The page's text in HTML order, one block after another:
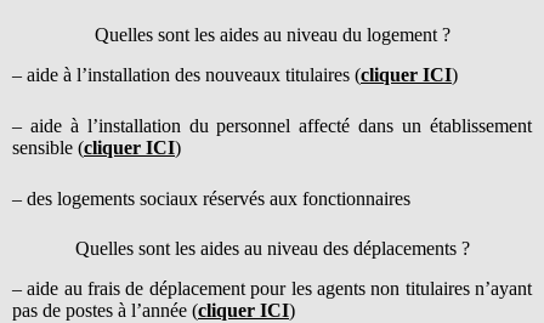
Quelles sont les aides au niveau du logement ?
– aide à l’installation des nouveaux titulaires (cliquer ICI)
– aide à l’installation du personnel affecté dans un établissement
sensible (cliquer ICI)
– des logements sociaux réservés aux fonctionnaires
Quelles sont les aides au niveau des déplacements ?
– aide au frais de déplacement pour les agents non titulaires n’ayant
pas de postes à l’année (cliquer ICI)